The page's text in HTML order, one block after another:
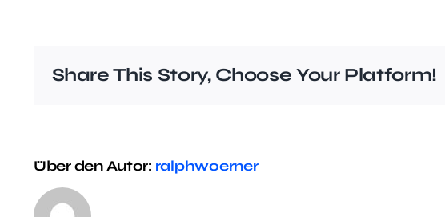
Share This Story, Choose Your Platform!
Über den Autor: ralphwoerner